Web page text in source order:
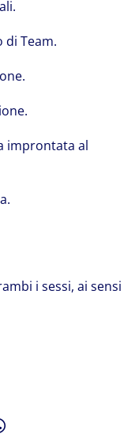
Team.
improntata al
i sessi, ai sensi